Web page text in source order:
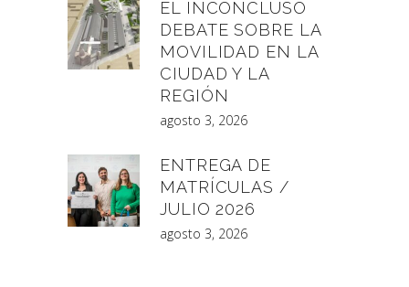
EL INCONCLUSO
DEBATE SOBRE LA
MOVILIDAD EN LA
CIUDAD Y LA
REGIÓN
agosto 3, 2026
ENTREGA DE
MATRÍCULAS /
JULIO 2026
agosto 3, 2026